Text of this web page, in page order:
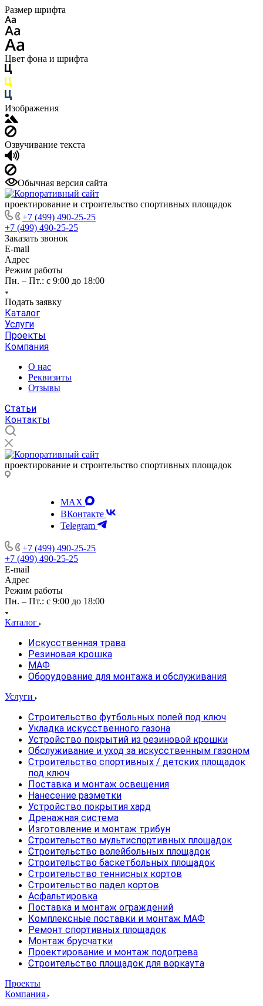
Размер шрифта
Цвет фона и шрифта
Изображения
Озвучивание текста
Обычная версия сайта
проектирование и строительство спортивных площадок
+7 (499) 490-25-25
+7 (499) 490-25-25
Заказать звонок
E-mail
Адрес
Режим работы
Пн. – Пт.: с 9:00 до 18:00
Подать заявку
Каталог
Услуги
Проекты
Компания
О нас
Реквизиты
Отзывы
Статьи
Контакты
проектирование и строительство спортивных площадок
MAX
ВКонтакте
Telegram
+7 (499) 490-25-25
+7 (499) 490-25-25
E-mail
Адрес
Режим работы
Пн. – Пт.: с 9:00 до 18:00
Каталог
Искусственная трава
Резиновая крошка
МАФ
Оборудование для монтажа и обслуживания
Услуги
Строительство футбольных полей под ключ
Укладка искусственного газона
Устройство покрытий из резиновой крошки
Обслуживание и уход за искусственным газоном
Строительство спортивных / детских площадок
под ключ
Поставка и монтаж освещения
Нанесение разметки
Устройство покрытия хард
Дренажная система
Изготовление и монтаж трибун
Строительство мультиспортивных площадок
Строительство волейбольных площадок
Строительство баскетбольных площадок
Строительство теннисных кортов
Строительство падел кортов
Асфальтировка
Поставка и монтаж ограждений
Комплексные поставки и монтаж МАФ
Ремонт спортивных площадок
Монтаж брусчатки
Проектирование и монтаж подогрева
Строительство площадок для воркаута
Проекты
Компания